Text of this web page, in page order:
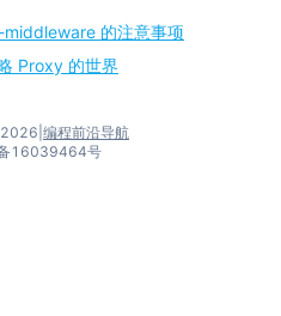
的注意事项
Proxy 的世界
2026 编程前沿导航
16039464号